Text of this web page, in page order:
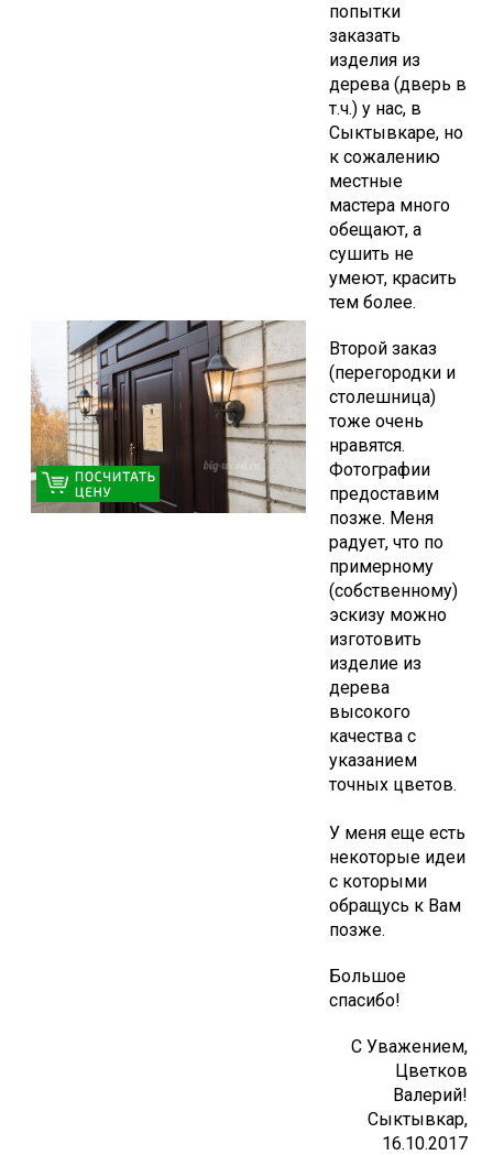
попытки
заказать
изделия из
дерева (дверь в
т.ч.) у нас, в
Сыктывкаре, но
к сожалению
местные
мастера много
обещают, а
сушить не
умеют, красить
тем более.
Второй заказ
(перегородки и
столешница)
тоже очень
нравятся.
Фотографии
предоставим
позже. Меня
радует, что по
примерному
(собственному)
эскизу можно
изготовить
изделие из
дерева
высокого
качества с
указанием
точных цветов.
У меня еще есть
некоторые идеи
с которыми
обращусь к Вам
позже.
Большое
спасибо!
С Уважением,
Цветков
Валерий!
Сыктывкар,
16.10.2017